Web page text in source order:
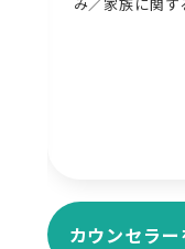
カウンセラー